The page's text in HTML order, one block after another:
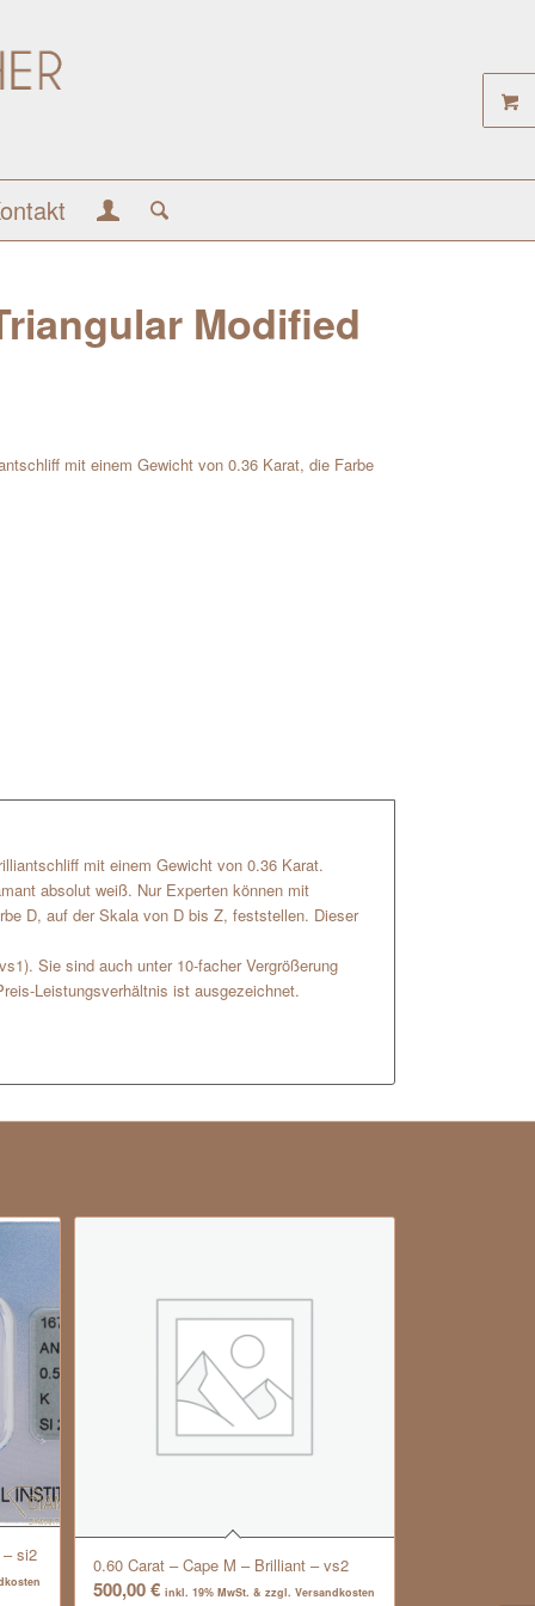
Modified
mit einem Gewicht von 0.36 Karat, die Farbe
mit einem Gewicht von 0.36 Karat.
absolut weiß. Nur Experten können mit
D, auf der Skala von D bis Z, feststellen. Dieser
Sie sind auch unter 10-facher Vergrößerung
Leistungsverhältnis ist ausgezeichnet.
si2 0.60 Carat – Cape M – Brilliant – vs2
500,00€ inkl. 19% MwSt. & zzgl. Versandkosten